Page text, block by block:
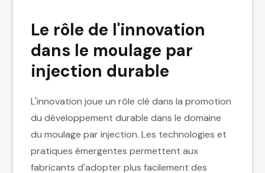
Le rôle de l'innovation
dans le moulage par
injection durable
L'innovation joue un rôle clé dans la promotion
du développement durable dans le domaine
du moulage par injection. Les technologies et
pratiques émergentes permettent aux
fabricants d'adopter plus facilement des